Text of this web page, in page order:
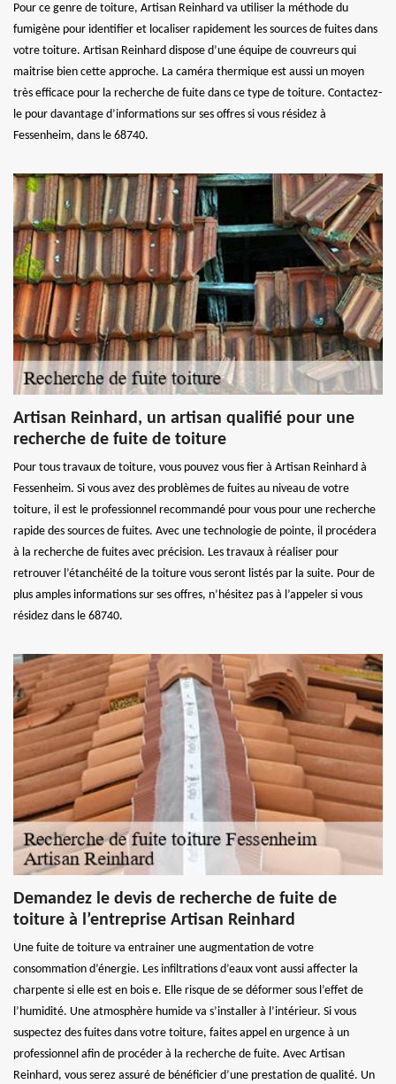
Pour ce genre de toiture, Artisan Reinhard va utiliser la méthode du
fumigène pour identifier et localiser rapidement les sources de fuites dans
votre toiture. Artisan Reinhard dispose d’une équipe de couvreurs qui
maitrise bien cette approche. La caméra thermique est aussi un moyen
très efficace pour la recherche de fuite dans ce type de toiture. Contactez-
le pour davantage d’informations sur ses offres si vous résidez à
Fessenheim, dans le 68740.
Artisan Reinhard, un artisan qualifié pour une
recherche de fuite de toiture
Pour tous travaux de toiture, vous pouvez vous fier à Artisan Reinhard à
Fessenheim. Si vous avez des problèmes de fuites au niveau de votre
toiture, il est le professionnel recommandé pour vous pour une recherche
rapide des sources de fuites. Avec une technologie de pointe, il procédera
à la recherche de fuites avec précision. Les travaux à réaliser pour
retrouver l’étanchéité de la toiture vous seront listés par la suite. Pour de
plus amples informations sur ses offres, n’hésitez pas à l’appeler si vous
résidez dans le 68740.
Demandez le devis de recherche de fuite de
toiture à l’entreprise Artisan Reinhard
Une fuite de toiture va entrainer une augmentation de votre
consommation d’énergie. Les infiltrations d’eaux vont aussi affecter la
charpente si elle est en bois e. Elle risque de se déformer sous l’effet de
l’humidité. Une atmosphère humide va s’installer à l’intérieur. Si vous
suspectez des fuites dans votre toiture, faites appel en urgence à un
professionnel afin de procéder à la recherche de fuite. Avec Artisan
Reinhard, vous serez assuré de bénéficier d’une prestation de qualité. Un